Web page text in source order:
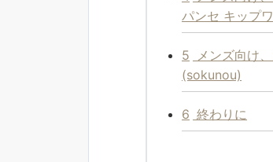
パンセ キップ
5
メンズ向け
(sokunou)
6 終わりに